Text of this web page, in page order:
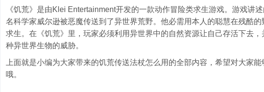
《饥荒》是由Klei Entertainment开发的一款动作冒险类求生游戏。游戏讲
名科学家威尔逊被恶魔传送到了异世界荒野。他必需用本人的聪慧在残酷的
求生。在《饥荒》里，玩家必须利用异世界中的自然资源让自己存活下去，
种异世界生物的威胁。
上面就是小编为大家带来的饥荒传送法杖怎么用的全部内容，希望对大家能
哦。